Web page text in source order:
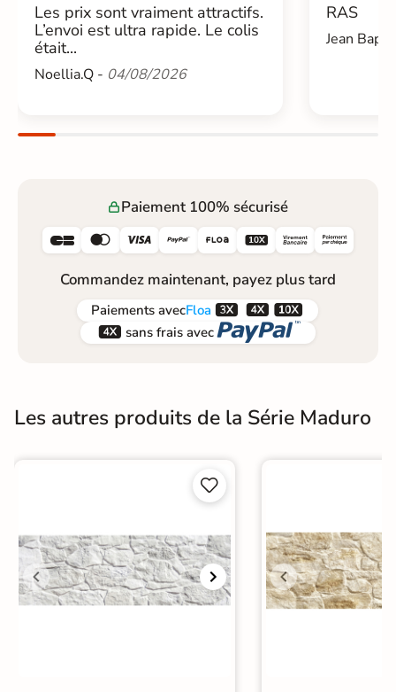
Les prix sont vraiment attractifs.
L’envoi est ultra rapide. Le colis
était...
Noellia.Q - 04/08/2026
RAS
Jean
Paiement 100% sécurisé
     
Commandez maintenant, payez plus tard
Paiements avecFloa  
 sans frais avec 
Les autres produits de la Série Maduro

